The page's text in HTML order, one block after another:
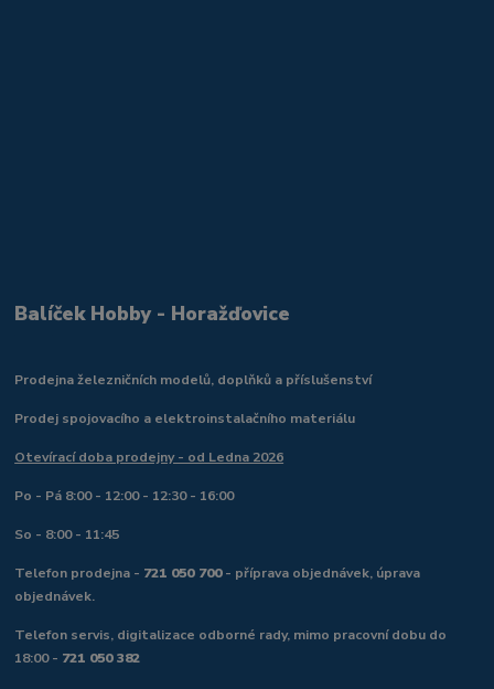
Balíček Hobby - Horažďovice
Prodejna železničních modelů, doplňků a příslušenství
Prodej spojovacího a elektroinstalačního materiálu
Otevírací doba prodejny - od Ledna 2026
Po - Pá 8:00 - 12:00 - 12:30 - 16:00
So - 8:00 - 11:45
Telefon prodejna - 721 050 700- příprava objednávek, úprava
objednávek.
Telefon servis, digitalizace odborné rady, mimo pracovní dobu do
18:00 - 721 050 382